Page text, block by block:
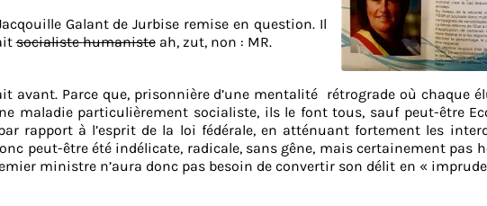
Galant de Jurbise remise en question. Il
socialiste humaniste ah, zut, non : MR.
avant. Parce que, prisonnière d’une mentalité rétrograde où chaque
maladie particulièrement socialiste, ils le font tous, sauf peut-être
rapport à l’esprit de la loi fédérale, en atténuant fortement les
peut-être été indélicate, radicale, sans gêne, mais certainement pas
ministre n’aura donc pas besoin de convertir son délit en «